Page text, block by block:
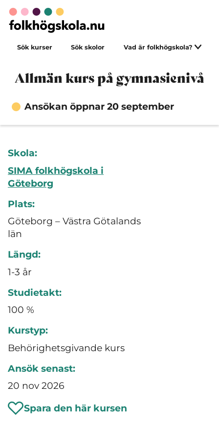
Sök kurser Sök skolor Vad är folkhögskola?
Allmän kurs på gymnasienivå
Ansökan öppnar 20 september
Skola:
SIMA folkhögskola i
Göteborg
Plats:
Göteborg – Västra Götalands
län
Längd:
1-3 år
Studietakt:
100 %
Kurstyp:
Behörighetsgivande kurs
Ansök senast:
20 nov 2026
Spara den här kursen